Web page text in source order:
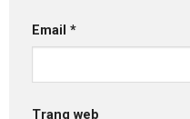
Email *
Trang web